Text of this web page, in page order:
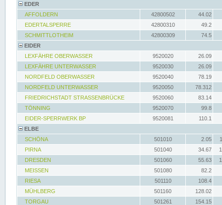
EDER
AFFOLDERN
42800502
44.02
EDERTALSPERRE
42800310
49.2
SCHMITTLOTHEIM
42800309
74.5
EIDER
LEXFÄHRE OBERWASSER
9520020
26.09
LEXFÄHRE UNTERWASSER
9520030
26.09
NORDFELD OBERWASSER
9520040
78.19
NORDFELD UNTERWASSER
9520050
78.312
FRIEDRICHSTADT STRASSENBRÜCKE
9520060
83.14
TÖNNING
9520070
99.8
EIDER-SPERRWERK BP
9520081
110.1
ELBE
SCHÖNA
501010 2.05
PIRNA
501040 34.67
DRESDEN
501060 55.63
MEISSEN
501080
82.2
RIESA
501110
108.4
MÜHLBERG
501160
128.02
TORGAU
501261
154.15